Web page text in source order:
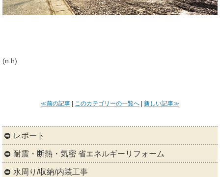
(n.h)
≪前の記事 | このカテゴリーの一覧へ | 新しい記事≫
レポート
耐震・断熱・気密 省エネルギーリフォーム
水周り/収納/内装工事